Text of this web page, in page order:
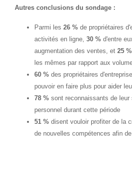
Autres conclusions du sondage :
Parmi les26 %de propriétaires
activités en ligne,30 % d'entre
augmentation des ventes, et25 %
les mêmes par rapport aux
60 % des propriétaires
pouvoir en faire plus pour aider
78 % sont reconnaissants de
personnel durant cette période
51 % disent vouloir profiter de la
de nouvelles compétences afin